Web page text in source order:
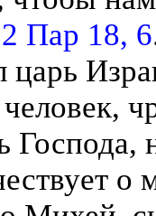
2 Пар 18, 6
царь
о